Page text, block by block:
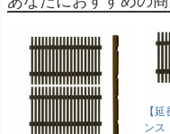
【
ン